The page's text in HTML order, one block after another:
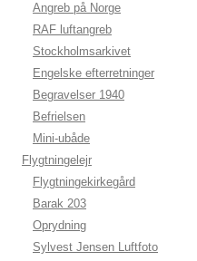
Angreb på Norge
RAF luftangreb
Stockholmsarkivet
Engelske efterretninger
Begravelser 1940
Befrielsen
Mini-ubåde
Flygtningelejr
Flygtningekirkegård
Barak 203
Oprydning
Sylvest Jensen Luftfoto